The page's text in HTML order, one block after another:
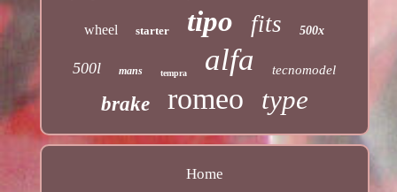
wheel starter tipo fits 500x
500l mans tempra alfa tecnomodel
brake romeo type
Home